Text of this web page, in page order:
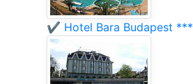
✔️ Hotel Bara Budapest ***